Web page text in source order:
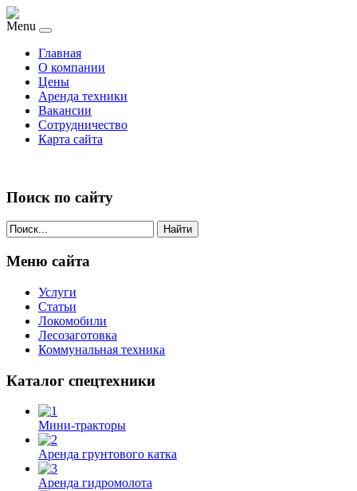
Menu
Главная
О компании
Цены
Аренда техники
Вакансии
Сотрудничество
Карта сайта
Поиск по сайту
Найти
Меню сайта
Услуги
Статьи
Локомобили
Лесозаготовка
Коммунальная техника
Каталог спецтехники
Мини-тракторы
Аренда грунтового катка
Аренда гидромолота